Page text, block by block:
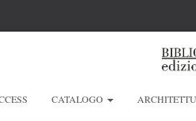
CATALOGO